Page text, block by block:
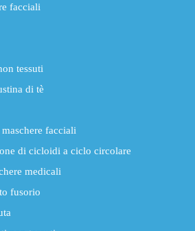
facciali
tessuti
di tè
facciali
di cicloidi a ciclo circolare
medicali
fusorio